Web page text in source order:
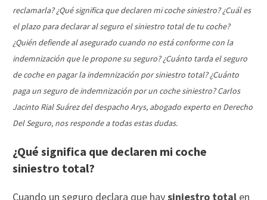
reclamarla? ¿Qué significa que declaren mi coche siniestro? ¿Cuál es
el plazo para declarar al seguro el siniestro total de tu coche?
¿Quién defiende al asegurado cuando no está conforme con la
indemnización que le propone su seguro? ¿Cuánto tarda el seguro
de coche en pagar la indemnización por siniestro total? ¿Cuánto
paga un seguro de indemnización por un coche siniestro? Carlos
Jacinto Rial Suárez del despacho Arys, abogado experto en Derecho
Del Seguro, nos responde a todas estas dudas.
¿Qué significa que declaren mi coche
siniestro total?
Cuando un seguro declara que haysiniestro total en